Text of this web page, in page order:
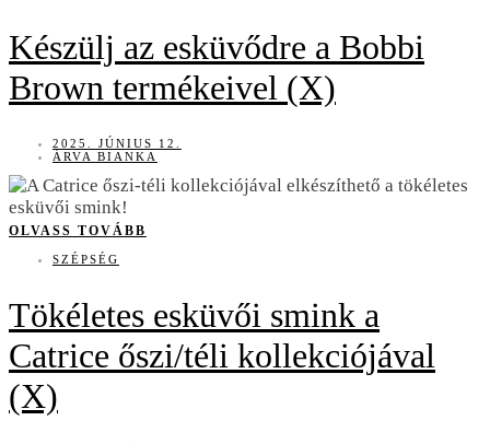
Készülj az esküvődre a Bobbi
Brown termékeivel (X)
2025. JÚNIUS 12.
ÁRVA BIANKA
OLVASS TOVÁBB
SZÉPSÉG
Tökéletes esküvői smink a
Catrice őszi/téli kollekciójával
(X)